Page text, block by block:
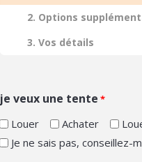
2. Options
3. Vos détails
je veux une tente *
Louer Achater
Je ne sais pas, conseillez-